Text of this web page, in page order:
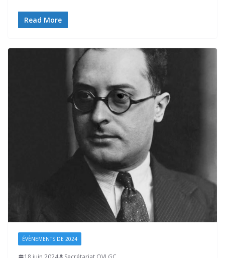
Read More
ÉVÈNEMENTS DE 2024